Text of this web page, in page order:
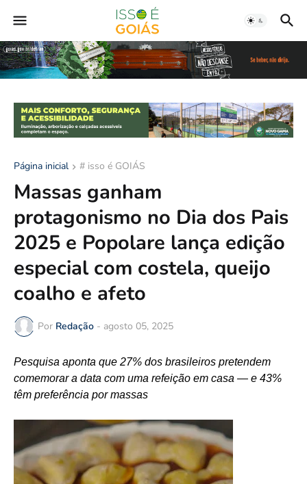
Página inicial # isso é GOIÁS
Massas ganham
protagonismo no Dia dos Pais
2025 e Popolare lança edição
especial com costela, queijo
coalho e afeto
Por Redação - agosto 05, 2025
Pesquisa aponta que 27% dos brasileiros pretendem
comemorar a data com uma refeição em casa — e 43%
têm preferência por massas